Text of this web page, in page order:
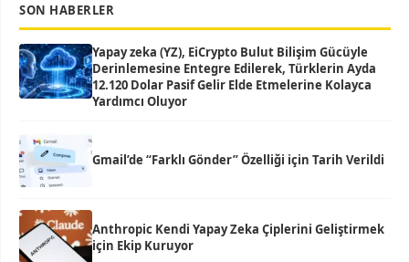
SON HABERLER
Yapay zeka (YZ), EiCrypto Bulut Bilişim Gücüyle
Derinlemesine Entegre Edilerek, Türklerin Ayda
12.120 Dolar Pasif Gelir Elde Etmelerine Kolayca
Yardımcı Oluyor
Gmail’de “Farklı Gönder” Özelliği için Tarih Verildi
Anthropic Kendi Yapay Zeka Çiplerini Geliştirmek
için Ekip Kuruyor